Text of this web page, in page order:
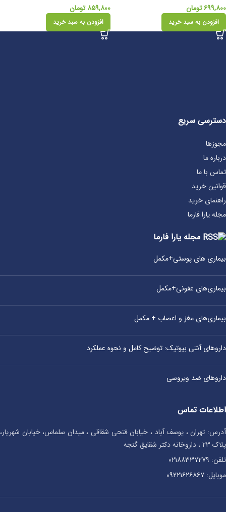
۶۹۹,۸۰۰تومان
افزودن به سبد خرید
۸۵۹,۸۰۰ تومان
افزودن به سبد خرید
دسترسی سریع
مجوزها
درباره ما
تماس با ما
قوانین خرید
راهنمای خرید
مجله یارا فارما
مجله یارا فارما
بیماری‌ های پوستی+مکمل
بیماری‌های عفونی+مکمل
بیماری‌های مغز و اعصاب + مکمل
داروهای آنتی‌ بیوتیک: توضیح کامل و نحوه عملکرد
داروهای ضد ویروسی
اطلاعات تماس
آدرس: تهران ، یوسف آباد ، خیابان فتحی شقاقی ، میدان سلماس، خیابان شهریار،
پلاک ۲۳ ، داروخانه دکتر شقایق گنجه
تلفن: ۰۲۱۸۸۳۳۷۲۷۹
موبایل: ۰۹۲۲۱۶۲۶۸۶۷